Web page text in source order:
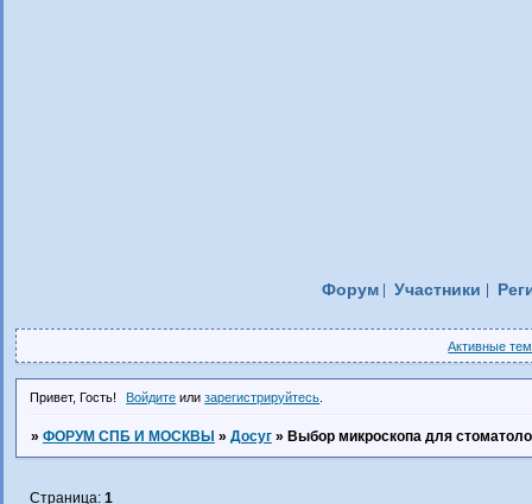
Форум Участники
Активные
Привет, Гость! Войдите илизарегистрируйтесь
» ФОРУМ СПБ И МОСКВЫ » Досуг » Выбор микроскопа для
Страница: 1